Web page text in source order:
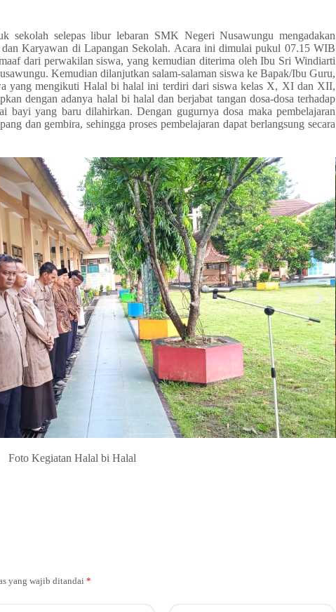
sekolah selepas libur lebaran SMK Negeri Nusawungu mengadakan
Karyawan di Lapangan Sekolah. Acara ini dimulai pukul 07.15 WIB
dari perwakilan siswa, yang kemudian diterima oleh Ibu Sri Windiarti
Kemudian dilanjutkan salam-salaman siswa ke Bapak/Ibu Guru,
yang mengikuti Halal bi halal ini terdiri dari siswa kelas X, XI dan XII,
dengan adanya halal bi halal dan berjabat tangan dosa-dosa terhadap
bayi yang baru dilahirkan. Dengan gugurnya dosa maka pembelajaran
dan gembira, sehingga proses pembelajaran dapat berlangsung secara
Foto Kegiatan Halal bi Halal
yang wajib ditandai *